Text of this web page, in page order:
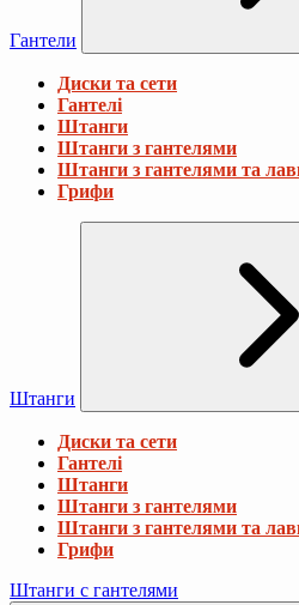
Гантели
Диски та сети
Гантелі
Штанги
Штанги з гантелями
Штанги з гантелями та
Грифи
Штанги
Диски та сети
Гантелі
Штанги
Штанги з гантелями
Штанги з гантелями та
Грифи
Штанги с гантелями